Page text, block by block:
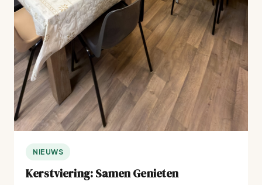
NIEUWS
Kerstviering: Samen Genieten